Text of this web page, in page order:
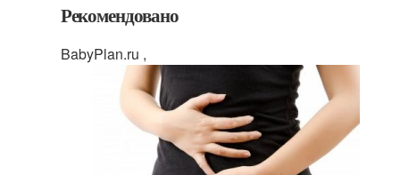
Рекомендовано
BabyPlan.ru ,